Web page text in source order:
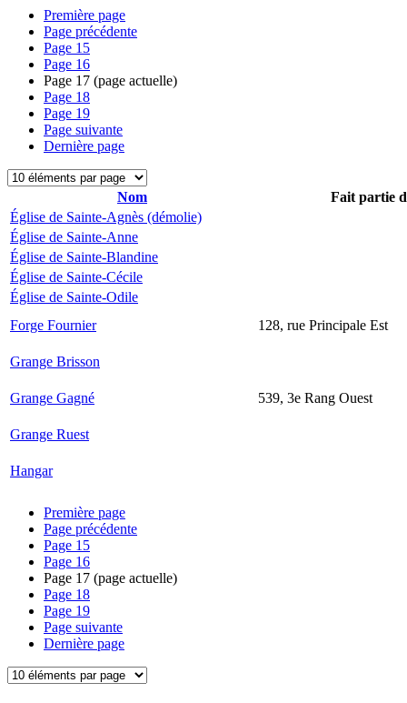
Première page
Page précédente
Page 15
Page 16
Page 17 (page actuelle)
Page 18
Page 19
Page suivante
Dernière page
Nom
Fait partie
Église de Sainte-Agnès (démolie)
Église de Sainte-Anne
Église de Sainte-Blandine
Église de Sainte-Cécile
Église de Sainte-Odile
Forge Fournier
128, rue Principale Est
Grange Brisson
Grange Gagné 539, 3e Rang Ouest
Grange Ruest
Hangar
Première page
Page précédente
Page 15
Page 16
Page 17 (page actuelle)
Page 18
Page 19
Page suivante
Dernière page